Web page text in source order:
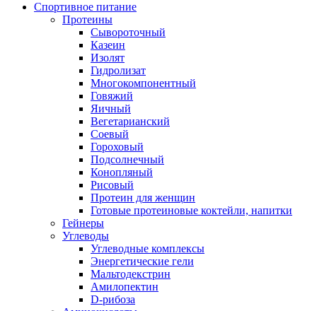
Спортивное питание
Протеины
Сывороточный
Казеин
Изолят
Гидролизат
Многокомпонентный
Говяжий
Яичный
Вегетарианский
Соевый
Гороховый
Подсолнечный
Конопляный
Рисовый
Протеин для женщин
Готовые протеиновые коктейли, напитки
Гейнеры
Углеводы
Углеводные комплексы
Энергетические гели
Мальтодекстрин
Амилопектин
D-рибоза